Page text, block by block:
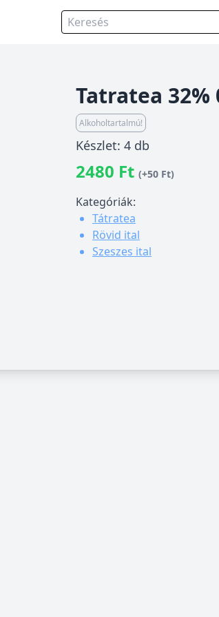
Tatratea 32%
Alkoholtartalmú!
Készlet: 4 db
2480 Ft (+50 Ft)
Kategóriák:
Tátratea
Rövid ital
Szeszes ital